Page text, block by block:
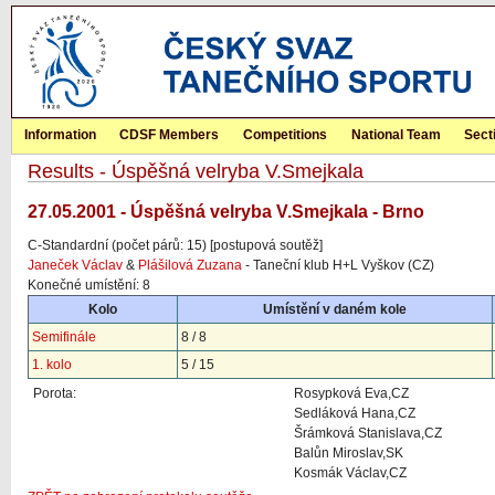
Information CDSF Members Competitions National Team
Results - Úspěšná velryba V.Smejkala
27.05.2001 - Úspěšná velryba V.Smejkala - Brno
C-Standardní (počet párů: 15) [postupová soutěž]
Janeček Václav & Plášilová Zuzana - Taneční klub H+L Vyškov (CZ)
Konečné umístění: 8
Kolo
Umístění v daném kole
Semifinále
8 / 8
1. kolo
5 / 15
Porota:
Rosypková Eva,CZ
Sedláková Hana,CZ
Šrámková Stanislava,CZ
Balůn Miroslav,SK
Kosmák Václav,CZ